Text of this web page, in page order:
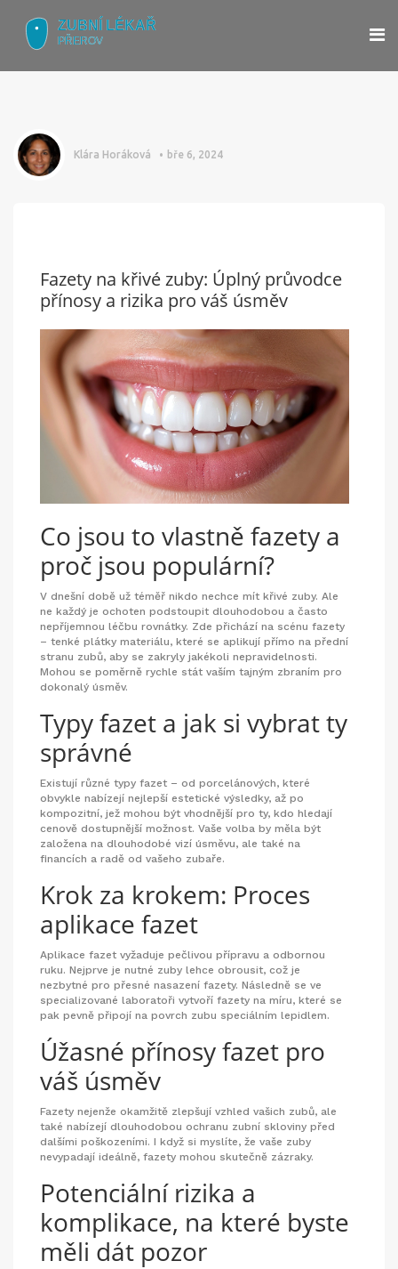
Klára Horáková bře 6, 2024
Fazety na křivé zuby: Úplný průvodce
přínosy a rizika pro váš úsměv
Co jsou to vlastně fazety a
proč jsou populární?
V dnešní době už téměř nikdo nechce mít křivé zuby. Ale
ne každý je ochoten podstoupit dlouhodobou a často
nepříjemnou léčbu rovnátky. Zde přichází na scénu fazety
– tenké plátky materiálu, které se aplikují přímo na přední
stranu zubů, aby se zakryly jakékoli nepravidelnosti.
Mohou se poměrně rychle stát vaším tajným zbraním pro
dokonalý úsměv.
Typy fazet a jak si vybrat ty
správné
Existují různé typy fazet – od porcelánových, které
obvykle nabízejí nejlepší estetické výsledky, až po
kompozitní, jež mohou být vhodnější pro ty, kdo hledají
cenově dostupnější možnost. Vaše volba by měla být
založena na dlouhodobé vizí úsměvu, ale také na
financích a radě od vašeho zubaře.
Krok za krokem: Proces
aplikace fazet
Aplikace fazet vyžaduje pečlivou přípravu a odbornou
ruku. Nejprve je nutné zuby lehce obrousit, což je
nezbytné pro přesné nasazení fazety. Následně se ve
specializované laboratoři vytvoří fazety na míru, které se
pak pevně připojí na povrch zubu speciálním lepidlem.
Úžasné přínosy fazet pro
váš úsměv
Fazety nejenže okamžitě zlepšují vzhled vašich zubů, ale
také nabízejí dlouhodobou ochranu zubní skloviny před
dalšími poškozeními. I když si myslíte, že vaše zuby
nevypadají ideálně, fazety mohou skutečně zázraky.
Potenciální rizika a
komplikace, na které byste
měli dát pozor